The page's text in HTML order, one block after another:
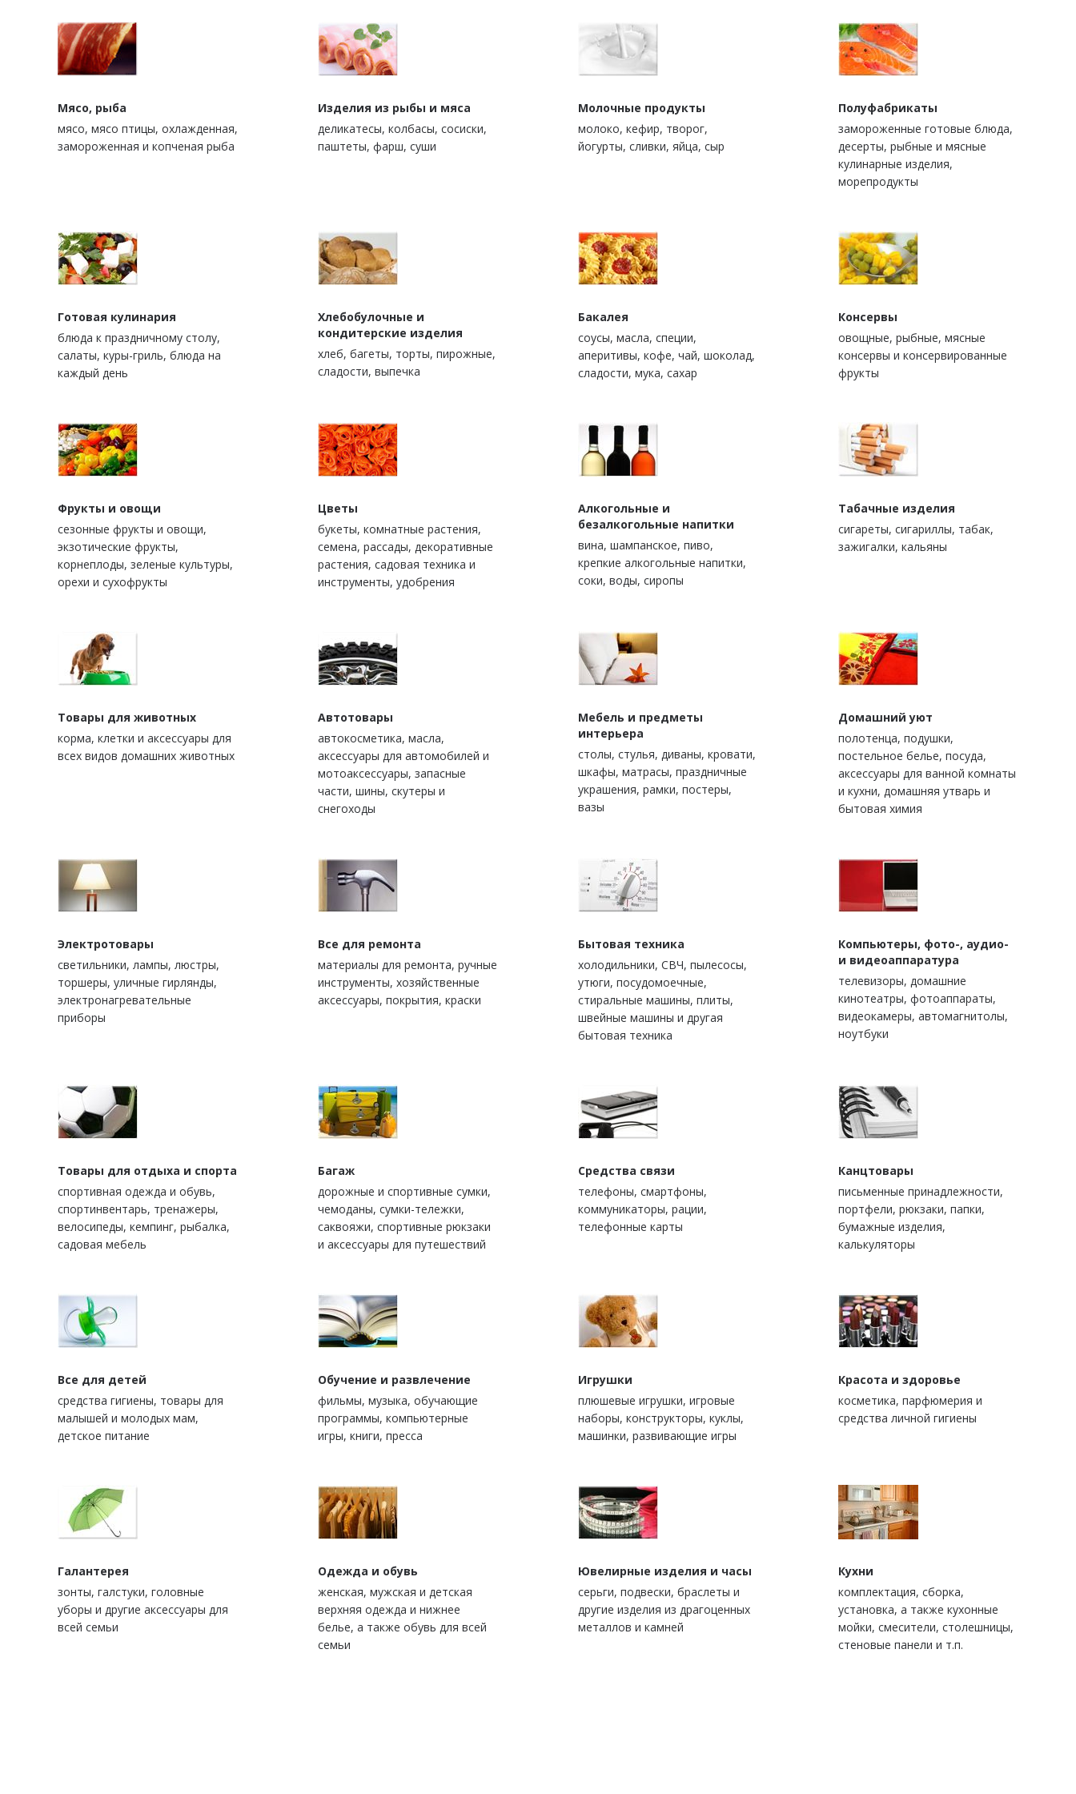
Мясо, рыба
мясо, мясо птицы, охлажденная,
замороженная и копченая рыба
Изделия из рыбы и мяса
деликатесы, колбасы, сосиски,
паштеты, фарш, суши
Молочные продукты
молоко, кефир, творог,
йогурты, сливки, яйца, сыр
Полуфабрикаты
замороженные готовые блюда,
десерты, рыбные и мясные
кулинарные изделия,
морепродукты
Готовая кулинария
блюда к праздничному столу,
салаты, куры-гриль, блюда на
каждый день
Хлебобулочные и
кондитерские изделия
xлеб, багеты, торты, пирожные,
сладости, выпечка
Бакалея
cоусы, масла, специи,
аперитивы, кофе, чай, шоколад,
сладости, мука, сахар
Консервы
овощные, рыбные, мясные
консервы и консервированные
фрукты
Фрукты и овощи
сезонные фрукты и овощи,
экзотические фрукты,
корнеплоды, зеленые культуры,
орехи и сухофрукты
Цветы
букеты, комнатные растения,
семена, рассады, декоративные
растения, садовая техника и
инструменты, удобрения
Алкогольные и
безалкогольные напитки
вина, шампанское, пиво,
крепкие алкогольные напитки,
соки, воды, сиропы
Табачные изделия
сигареты, сигариллы, табак,
зажигалки, кальяны
Товары для животных
корма, клетки и аксессуары для
всех видов домашних животных
Автотовары
автокосметика, масла,
аксессуары для автомобилей и
мотоаксессуары, запасные
части, шины, скутеры и
снегоходы
Мебель и предметы
интерьера
столы, стулья, диваны, кровати,
шкафы, матрасы, праздничные
украшения, рамки, постеры,
вазы
Домашний уют
полотенца, подушки,
постельное белье, посуда,
аксессуары для ванной комнаты
и кухни, домашняя утварь и
бытовая химия
Электротовары
светильники, лампы, люстры,
торшеры, уличные гирлянды,
электронагревательные
приборы
Все для ремонта
материалы для ремонта, ручные
инструменты, хозяйственные
аксессуары, покрытия, краски
Бытовая техника
холодильники, СВЧ, пылесосы,
утюги, посудомоечные,
стиральные машины, плиты,
швейные машины и другая
бытовая техника
Компьютеры, фото-, аудио-
и видеоаппаратура
телевизоры, домашние
кинотеатры, фотоаппараты,
видеокамеры, автомагнитолы,
ноутбуки
Товары для отдыха и спорта
спортивная одежда и обувь,
спортинвентарь, тренажеры,
велосипеды, кемпинг, рыбалка,
садовая мебель
Багаж
дорожные и спортивные сумки,
чемоданы, сумки-тележки,
саквояжи, спортивные рюкзаки
и аксессуары для путешествий
Средства связи
телефоны, смартфоны,
коммуникаторы, рации,
телефонные карты
Канцтовары
письменные принадлежности,
портфели, рюкзаки, папки,
бумажные изделия,
калькуляторы
Все для детей
средства гигиены, товары для
малышей и молодых мам,
детское питание
Обучение и развлечение
фильмы, музыка, обучающие
программы, компьютерные
игры, книги, пресса
Игрушки
плюшевые игрушки, игровые
наборы, конструкторы, куклы,
машинки, развивающие игры
Красота и здоровье
косметика, парфюмерия и
средства личной гигиены
Галантерея
зонты, галстуки, головные
уборы и другие аксессуары для
всей семьи
Одежда и обувь
женская, мужская и детская
верхняя одежда и нижнее
белье, а также обувь для всей
семьи
Ювелирные изделия и часы
серьги, подвески, браслеты и
другие изделия из драгоценных
металлов и камней
Кухни
комплектация, сборка,
установка, а также кухонные
мойки, смесители, столешницы,
стеновые панели и т.п.